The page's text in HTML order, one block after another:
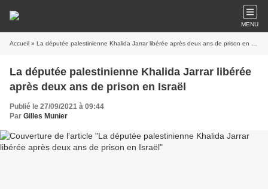
MENU
Accueil » La députée palestinienne Khalida Jarrar libérée après deux ans de prison en Israël
La députée palestinienne Khalida Jarrar libérée
après deux ans de prison en Israël
Publié le 27/09/2021 à 09:44
Par Gilles Munier